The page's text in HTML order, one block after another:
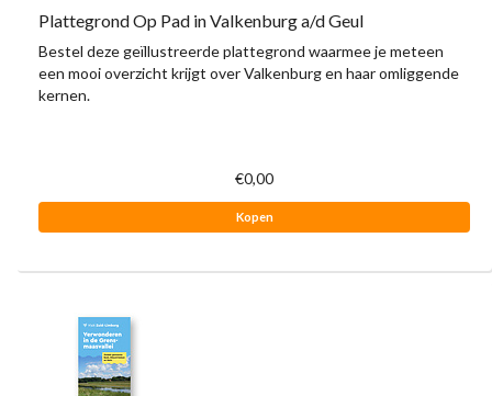
Plattegrond Op Pad in Valkenburg a/d Geul
Bestel deze geïllustreerde plattegrond waarmee je meteen
een mooi overzicht krijgt over Valkenburg en haar omliggende
kernen.
€0,00
Kopen